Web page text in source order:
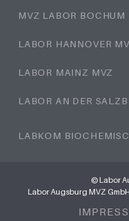
© Labor
Labor Augsburg MVZ
MVZ LABOR BOCHUM
LABOR HANNOVER
LABOR MAINZ MVZ
LABOR AN DER
LABKOM